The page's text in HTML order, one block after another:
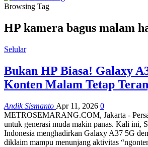
Browsing Tag
HP kamera bagus malam
Selular
Bukan HP Biasa! Galaxy
Konten Malam Tetap
Andik Sismanto Apr 11, 2026 0
METROSEMARANG.COM, Jakarta -
untuk generasi muda makin panas. Kali ini,
Indonesia menghadirkan Galaxy A37 5G
diklaim mampu menunjang aktivitas